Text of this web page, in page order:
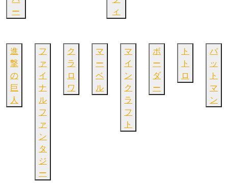
ー
ィ
進
撃
の
巨
人
フ
ァ
イ
ナ
ル
フ
ァ
ン
タ
ジ
ー
ク
ラ
ロ
ワ
マ
ー
ベ
ル
マ
イ
ン
ク
ラ
フ
ト
ボ
ー
ダ
ー
ト
ト
ロ
バ
ッ
ト
マ
ン